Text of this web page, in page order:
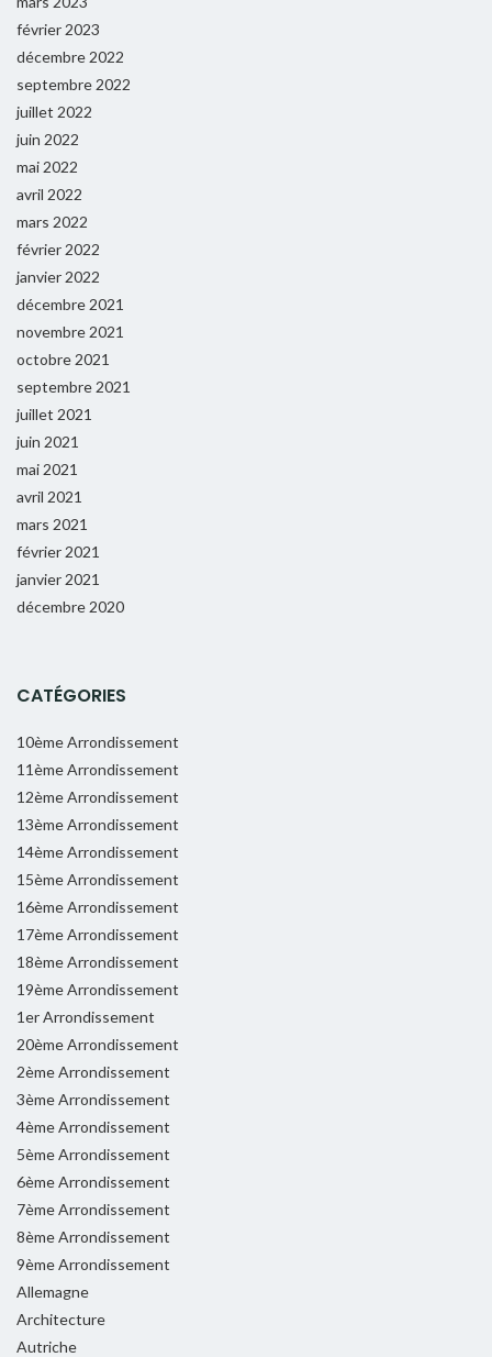
février 2023
décembre 2022
septembre 2022
juillet 2022
juin 2022
mai 2022
avril 2022
mars 2022
février 2022
janvier 2022
décembre 2021
novembre 2021
octobre 2021
septembre 2021
juillet 2021
juin 2021
mai 2021
avril 2021
mars 2021
février 2021
janvier 2021
décembre 2020
CATÉGORIES
10ème Arrondissement
11ème Arrondissement
12ème Arrondissement
13ème Arrondissement
14ème Arrondissement
15ème Arrondissement
16ème Arrondissement
17ème Arrondissement
18ème Arrondissement
19ème Arrondissement
1er Arrondissement
20ème Arrondissement
2ème Arrondissement
3ème Arrondissement
4ème Arrondissement
5ème Arrondissement
6ème Arrondissement
7ème Arrondissement
8ème Arrondissement
9ème Arrondissement
Allemagne
Architecture
Autriche